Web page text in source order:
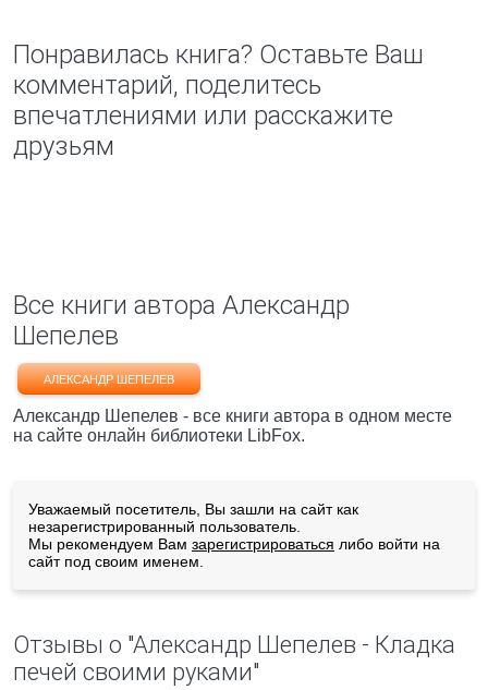
Понравилась книга? Оставьте Ваш
комментарий, поделитесь
впечатлениями или расскажите
друзьям
Все книги автора Александр
Шепелев
АЛЕКСАНДР ШЕПЕЛЕВ
Александр Шепелев - все книги автора в одном месте
на сайте онлайн библиотеки LibFox.
Уважаемый посетитель, Вы зашли на сайт как
незарегистрированный пользователь.
Мы рекомендуем Вам зарегистрироваться либо войти на
сайт под своим именем.
Отзывы о "Александр Шепелев - Кладка
печей своими руками"